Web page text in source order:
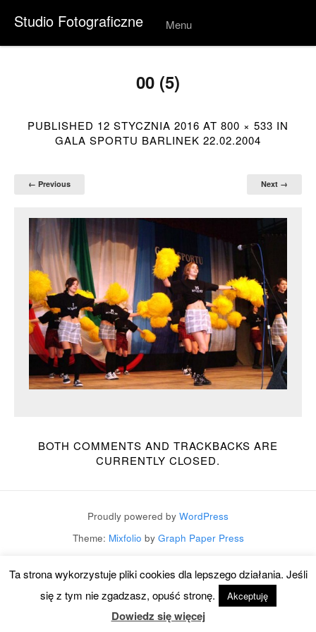
Studio Fotograficzne Menu
Skip to
00 (5)
PUBLISHED 12 STYCZNIA 2016 AT 800 × 533 IN
GALA SPORTU BARLINEK 22.02.2004
← Previous Next →
BOTH COMMENTS AND TRACKBACKS ARE
CURRENTLY CLOSED.
Proudly powered by WordPress
Theme: Mixfolio by Graph Paper Press
Ta strona wykorzystuje pliki cookies dla lepszego działania. Jeśli
się z tym nie zgadzasz, opuść stronę.
Akceptuję
Dowiedz się więcej